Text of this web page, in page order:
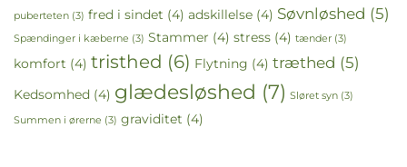
puberteten (3) fred i sindet (4) adskillelse (4) Søvnløshed (5)
Spændinger i kæberne (3) Stammer (4) stress (4) tænder (3)
komfort (4) tristhed (6) Flytning (4) træthed (5)
Kedsomhed (4) glædesløshed (7) Sløret syn (3)
Summen i ørerne (3) graviditet (4)